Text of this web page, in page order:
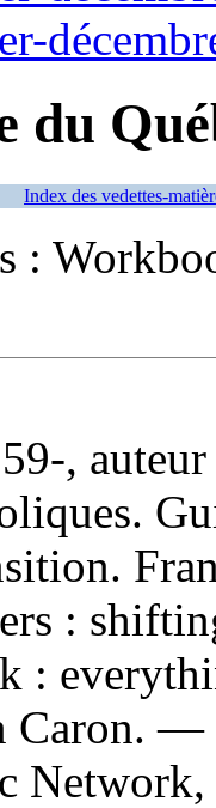
du
Index des vedettes-
:
, auteur
:
:
Caron. —